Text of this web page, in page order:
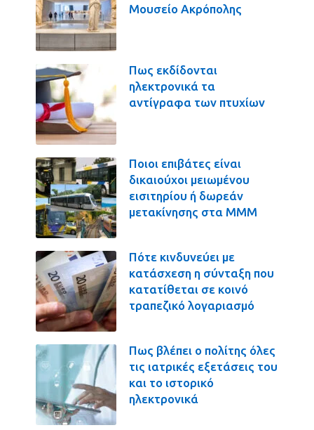
Μουσείο Ακρόπολης
Πως εκδίδονται
ηλεκτρονικά τα
αντίγραφα των πτυχίων
Ποιοι επιβάτες είναι
δικαιούχοι μειωμένου
εισιτηρίου ή δωρεάν
μετακίνησης στα ΜΜΜ
Πότε κινδυνεύει με
κατάσχεση η σύνταξη που
κατατίθεται σε κοινό
τραπεζικό λογαριασμό
Πως βλέπει ο πολίτης όλες
τις ιατρικές εξετάσεις του
και το ιστορικό
ηλεκτρονικά